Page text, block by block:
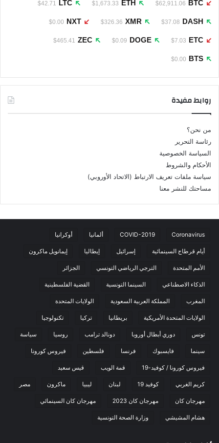
BTC
$62,911.06
ETH
$1,673.33
LTC
$42.71
DASH
$37.08
XMR
$326.36
NXT
$0.00
ETC
$7.03
DOGE
$0.09
ZEC
$465.41
BTS
$0.00
روابط مفيدة
من نحن؟
رئاسة التحرير
السياسة الخصوصية
الأحكام والشروط
سياسة ملفات تعريف الارتباط (الاتحاد الأوروبي)
مساحتك للنشر معنا
Coronavirus
COVID-2019 ألمانيا أوكرانيا
أيام قرطاج السينمائية إسرائيل إيطاليا إيمانويل ماكرون
الأمم المتحدة الترجي الرياضي التونسي الجزائر
الذكاء الاصطناعي السينما التونسية القضية الفلسطينية
المغرب المملكة العربية السعودية الولايات المتحدة
الولايات المتحدة الأمريكية بريطانيا تركيا تكنولوجيا
تونس دوري أبطال أوروبا دونالد ترامب روسيا سياسة
سينما فايسبوك فرنسا فلسطين فيروس كورونا
فيروس كورونا / كوفيد-19 قمة الويب قيس سعيد
كريم الغربي كوفيد 19 لبنان ليبيا ماكرون مصر
مهرجان كان مهرجان كان 2023 مهرجان كان السينمائي
هشام المشيشي وزارة الصحة التونسية